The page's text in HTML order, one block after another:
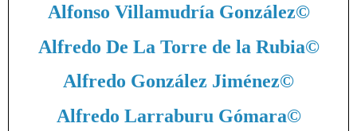
Alfonso Villamudría González©
Alfredo De La Torre de la Rubia©
Alfredo González Jiménez©
Alfredo Larraburu Gómara©